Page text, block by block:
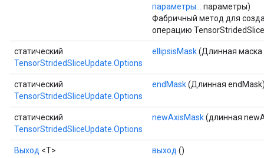
параметры...
параметры)
Фабричный метод для
операцию
статический
TensorStridedSliceUpdate.Options
ellipsisMask(Длинная маска
статический
TensorStridedSliceUpdate.Options
endMask(Длинная
статический
TensorStridedSliceUpdate.Options
newAxisMask(длинная
Выход <Т> выход ()